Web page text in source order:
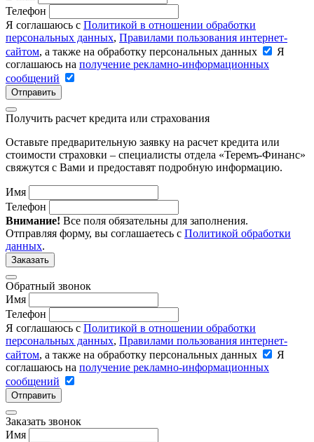
Телефон
Я соглашаюсь с Политикой в отношении обработки
персональных данных, Правилами пользования интернет-
сайтом, а также на обработку персональных данных
Я
соглашаюсь на получение рекламно-информационных
сообщений
Отправить
Получить расчет кредита или страхования
Оставьте предварительную заявку на расчет кредита или
стоимости страховки – специалисты отдела «Теремъ-Финанс»
свяжутся с Вами и предоставят подробную информацию.
Имя
Телефон
Внимание! Все поля обязательны для заполнения.
Отправляя форму, вы соглашаетесь с Политикой обработки
данных.
Заказать
Обратный звонок
Имя
Телефон
Я соглашаюсь с Политикой в отношении обработки
персональных данных, Правилами пользования интернет-
сайтом, а также на обработку персональных данных
Я
соглашаюсь на получение рекламно-информационных
сообщений
Отправить
Заказать звонок
Имя